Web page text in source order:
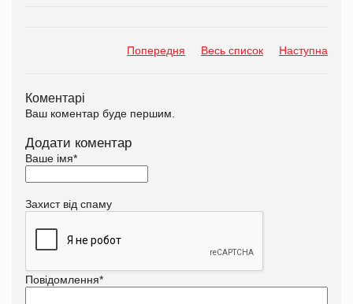
Попередня Весь список Наступна
Коментарі
Ваш коментар буде першим.
Додати коментар
Ваше імя*
Захист від спаму
Повідомлення*